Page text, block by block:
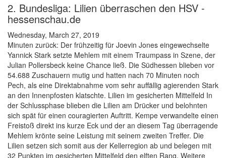
2. Bundesliga: Lilien überraschen den HSV -
hessenschau.de
Wednesday, March 27, 2019
Minuten zurück: Der frühzeitig für Joevin Jones eingewechselte
Yannick Stark setzte Mehlem mit einem Traumpass in Szene, der
Julian Pollersbeck keine Chance ließ. Die Südhessen blieben vor
54.688 Zuschauern mutig und hatten nach 70 Minuten noch
Pech, als eine Direktabnahme vom sehr auffällig agierenden Stark
an den Innenpfosten klatschte. Lilien im gesicherten Mittelfeld In
der Schlussphase blieben die Lilien am Drücker und belohnten
sich spät für einen couragierten Auftritt. Kempe verwandelte einen
Freistoß direkt ins kurze Eck und der an diesem Tag überragende
Mehlem krönte seine Leistung mit seinem zweiten Treffer. Die
Lilien setzen sich somit aus der Kellerregion ab und belegen mit
32 Punkten im gesicherten Mittelfeld den elften Rang. Weitere